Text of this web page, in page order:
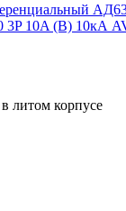
3P 10A (B) 10кА
литом корпусе